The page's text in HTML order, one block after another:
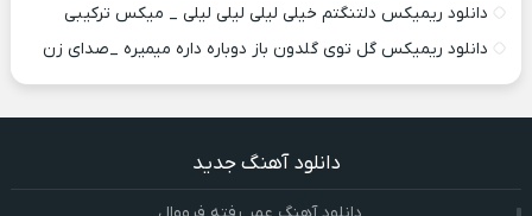
دانلود ریمیکس دلتنگتم خیلی لیلی لیلی لیلی _ میکس ترکیبی
دانلود ریمیکس گل توی گلدون باز دوباره داره میمیره _صدای زن
دانلود آهنگ جدید